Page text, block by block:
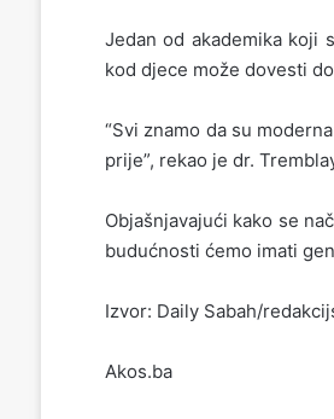
Jedan od akademika koji
kod djece može dovesti
“Svi znamo da su
prije”, rekao je dr.
Objašnjavajući kako se
budućnosti ćemo imati
Izvor: Daily Sabah/
Akos.ba